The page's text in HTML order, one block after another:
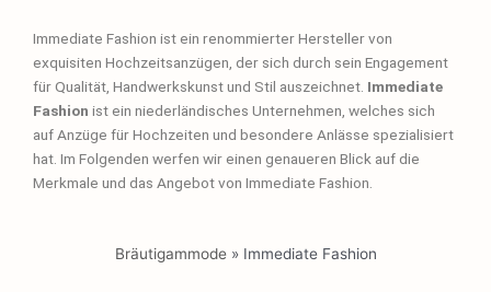
Immediate Fashion ist ein renommierter Hersteller von
exquisiten Hochzeitsanzügen, der sich durch sein Engagement
für Qualität, Handwerkskunst und Stil auszeichnet. Immediate
Fashion ist ein niederländisches Unternehmen, welches sich
auf Anzüge für Hochzeiten und besondere Anlässe spezialisiert
hat. Im Folgenden werfen wir einen genaueren Blick auf die
Merkmale und das Angebot von Immediate Fashion.
Bräutigammode» Immediate Fashion